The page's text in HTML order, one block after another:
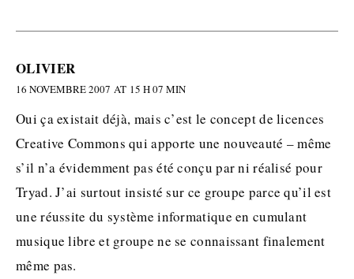
OLIVIER
16 NOVEMBRE 2007 AT 15 H 07 MIN
Oui ça existait déjà, mais c’est le concept de licences
Creative Commons qui apporte une nouveauté – même
s’il n’a évidemment pas été conçu par ni réalisé pour
Tryad. J’ai surtout insisté sur ce groupe parce qu’il est
une réussite du système informatique en cumulant
musique libre et groupe ne se connaissant finalement
même pas.